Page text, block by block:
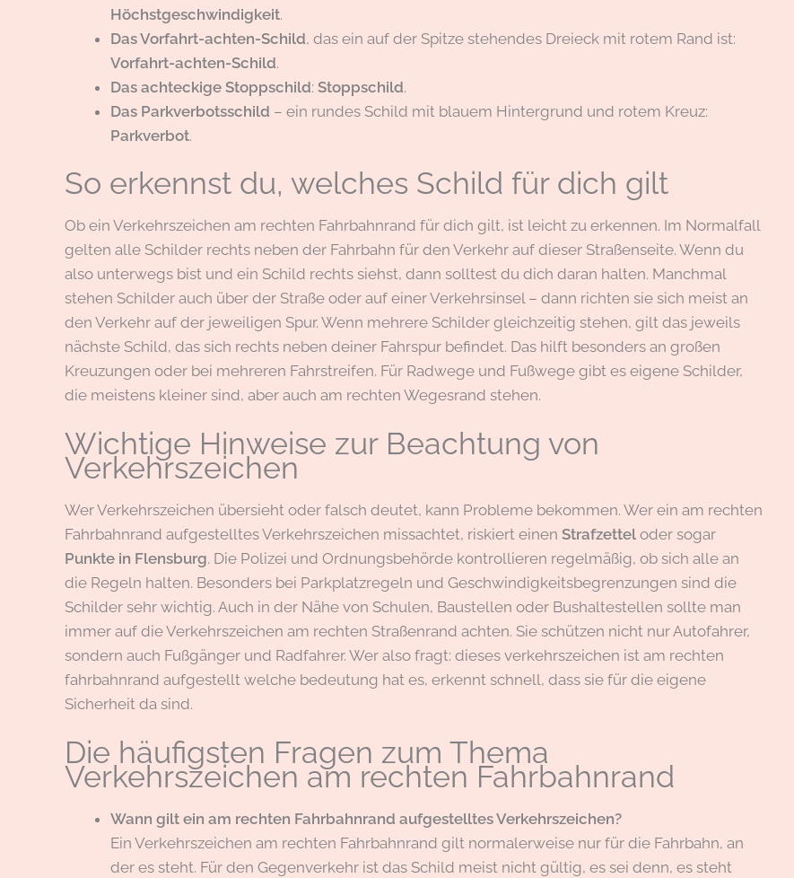
Höchstgeschwindigkeit.
Das Vorfahrt-achten-Schild, das ein auf der Spitze stehendes Dreieck mit rotem Rand ist:
Vorfahrt-achten-Schild.
Das achteckige Stoppschild: Stoppschild.
Das Parkverbotsschild – ein rundes Schild mit blauem Hintergrund und rotem Kreuz:
Parkverbot.
So erkennst du, welches Schild für dich gilt
Ob ein Verkehrszeichen am rechten Fahrbahnrand für dich gilt, ist leicht zu erkennen. Im Normalfall
gelten alle Schilder rechts neben der Fahrbahn für den Verkehr auf dieser Straßenseite. Wenn du
also unterwegs bist und ein Schild rechts siehst, dann solltest du dich daran halten. Manchmal
stehen Schilder auch über der Straße oder auf einer Verkehrsinsel – dann richten sie sich meist an
den Verkehr auf der jeweiligen Spur. Wenn mehrere Schilder gleichzeitig stehen, gilt das jeweils
nächste Schild, das sich rechts neben deiner Fahrspur befindet. Das hilft besonders an großen
Kreuzungen oder bei mehreren Fahrstreifen. Für Radwege und Fußwege gibt es eigene Schilder,
die meistens kleiner sind, aber auch am rechten Wegesrand stehen.
Wichtige Hinweise zur Beachtung von
Verkehrszeichen
Wer Verkehrszeichen übersieht oder falsch deutet, kann Probleme bekommen. Wer ein am rechten
Fahrbahnrand aufgestelltes Verkehrszeichen missachtet, riskiert einen Strafzettel oder sogar
Punkte in Flensburg. Die Polizei und Ordnungsbehörde kontrollieren regelmäßig, ob sich alle an
die Regeln halten. Besonders bei Parkplatzregeln und Geschwindigkeitsbegrenzungen sind die
Schilder sehr wichtig. Auch in der Nähe von Schulen, Baustellen oder Bushaltestellen sollte man
immer auf die Verkehrszeichen am rechten Straßenrand achten. Sie schützen nicht nur Autofahrer,
sondern auch Fußgänger und Radfahrer. Wer also fragt: dieses verkehrszeichen ist am rechten
fahrbahnrand aufgestellt welche bedeutung hat es, erkennt schnell, dass sie für die eigene
Sicherheit da sind.
Die häufigsten Fragen zum Thema
Verkehrszeichen am rechten Fahrbahnrand
Wann gilt ein am rechten Fahrbahnrand aufgestelltes Verkehrszeichen?
Ein Verkehrszeichen am rechten Fahrbahnrand gilt normalerweise nur für die Fahrbahn, an
der es steht. Für den Gegenverkehr ist das Schild meist nicht gültig, es sei denn, es steht